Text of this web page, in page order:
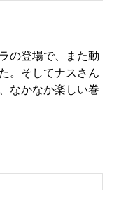
の登場で、また動
。そしてナスさん
なかなか楽しい巻